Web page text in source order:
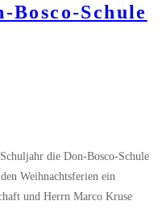
Schule
die Don-Bosco-Schule
Weihnachtsferien ein
und Herrn Marco Kruse